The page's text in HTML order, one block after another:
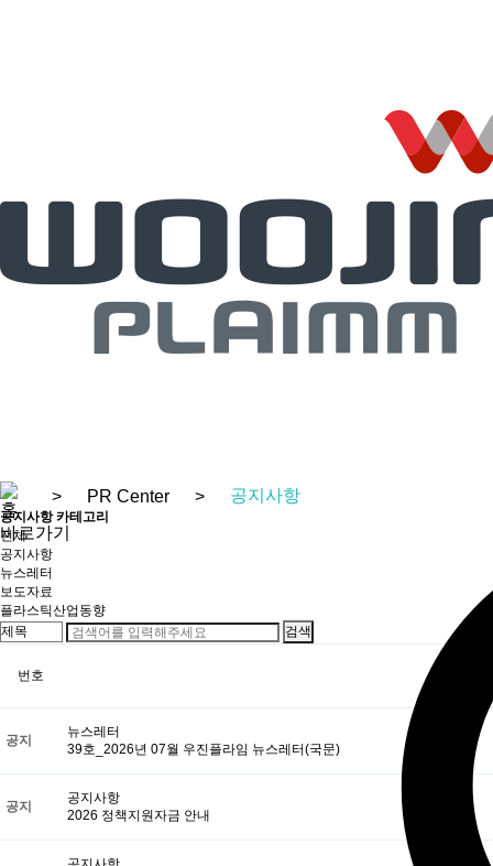
공지사항
> PR Center > 공지사항
공지사항 카테고리
전체
공지사항
뉴스레터
보도자료
플라스틱산업동향
번호
공지
뉴스레터
39호_2026년 07월 우진플라임 뉴스레터(국문)
공지
공지사항
2026 정책지원자금 안내